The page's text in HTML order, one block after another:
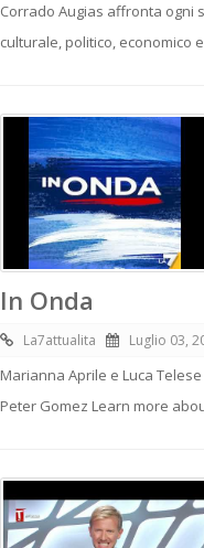
Corrado Augias affronta ogni
culturale, politico, economico
In Onda
La7attualita Luglio 03,
Marianna Aprile e Luca
Peter Gomez Learn more